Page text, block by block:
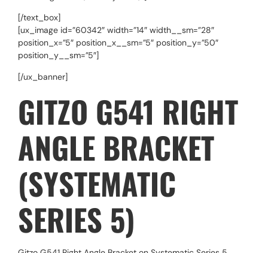
[/text_box]
[ux_image id=”60342″ width=”14″ width__sm=”28″
position_x=”5″ position_x__sm=”5″ position_y=”50″
position_y__sm=”5″]
[/ux_banner]
GITZO G541 RIGHT
ANGLE BRACKET
(SYSTEMATIC
SERIES 5)